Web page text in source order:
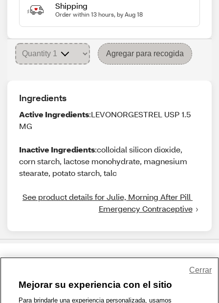
Shipping
Order within 13 hours, by Aug 18
Agregar para recogida
Ingredients
Active Ingredients:LEVONORGESTREL USP 1.5
MG
Inactive Ingredients:colloidal silicon dioxide,
corn starch, lactose monohydrate, magnesium
stearate, potato starch, talc
See product details for Julie, Morning After Pill
Emergency Contraceptive
1-800-679-9691 | Contáctenos | Términos de Uso | Accesibilidad
Mejorar su experiencia con el sitio
Para brindarle una experiencia personalizada, usamos
Cerrar